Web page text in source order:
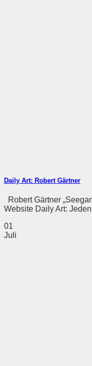
Daily Art: Robert Gärtner
Robert Gärtner
Website Daily Art: Jeden
01
Juli